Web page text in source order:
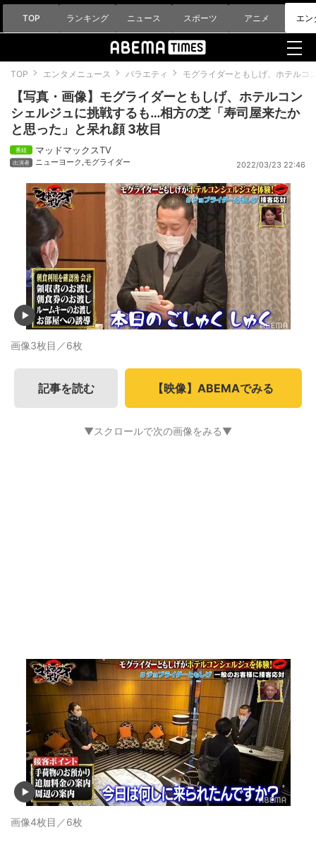
TOP ランキング ニュース スポーツ アニメ エン
TOP エンタメニュース バラエティ モグライダーともしげ、ホテルコ
【写真・画像】モグライダーともしげ、ホテルコン
シェルジュに挑戦するも…相方の芝「寿司屋来たか
と思った」と呆れ顔 3枚目
マッドマックスTV
ニューヨーク ,モグライダー 2022/03/23 22:46
画像3枚目／6枚
記事を読む 【映像】ABEMAでみる
▼スクロールで次の画像をみる▼
画像4枚目／6枚